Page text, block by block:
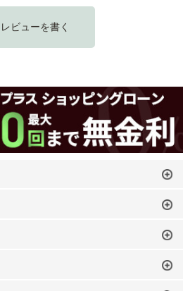
レビューを書く